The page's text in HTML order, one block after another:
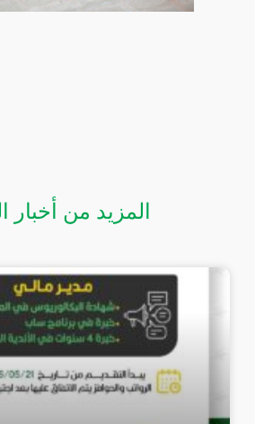
المزيد من أخبار